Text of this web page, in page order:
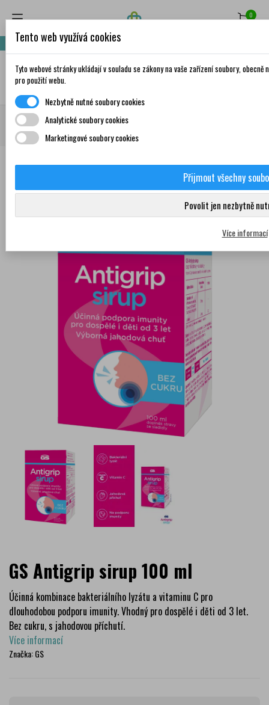
0
Nakupte za 999,- Kč a získáte dopravu zdarma!
✦
Domů Doplňky stravy a vitamíny
nukleotidy
GS Antigrip sirup 100 ml
0
GS Antigrip sirup 100 ml
Účinná kombinace bakteriálního lyzátu a vitaminu C pro
dlouhodobou podporu imunity. Vhodný pro dospělé i děti od 3 let.
Bez cukru, s jahodovou příchutí.
Více informací
Značka:GS
Tento web využívá cookies
Tyto webové stránky ukládají v souladu se zákony na vaše zařízení soubory,
pro použití webu.
Nezbytně nutné soubory cookies
Analytické soubory cookies
Marketingové soubory cookies
Přijmout všechny
Povolit jen nezbytně
Více informací